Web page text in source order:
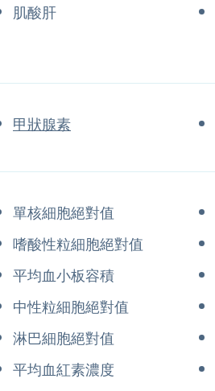
肌酸肝
甲狀腺素
單核細胞絕對值
嗜酸性粒細胞絕對值
平均血小板容積
中性粒細胞絕對值
淋巴細胞絕對值
平均血紅素濃度